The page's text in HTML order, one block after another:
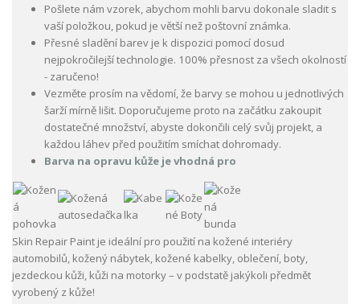
Pošlete nám vzorek, abychom mohli barvu dokonale sladit s
vaší položkou, pokud je větší než poštovní známka.
Přesné sladění barev je k dispozici pomocí dosud
nejpokročilejší technologie. 100% přesnost za všech okolností
- zaručeno!
Vezměte prosím na vědomí, že barvy se mohou u jednotlivých
šarží mírně lišit. Doporučujeme proto na začátku zakoupit
dostatečné množství, abyste dokončili celý svůj projekt, a
každou láhev před použitím smíchat dohromady.
Barva na opravu kůže je vhodná pro
Skin Repair Paint je ideální pro použití na kožené interiéry
automobilů, kožený nábytek, kožené kabelky, oblečení, boty,
jezdeckou kůži, kůži na motorky – v podstatě jakýkoli předmět
vyrobený z kůže!